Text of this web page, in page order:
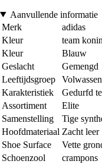
Aanvullende informatie
Merk
adidas
Kleur
team
Kleur
Blauw
Geslacht
Gemengd
Leeftijdsgroep
Karakteristiek
Gedurfd
Assortiment
Elite
Samenstelling
Tige
Hoofdmateriaal Zacht leer
Shoe Surface
Vette
Schoenzool
crampons